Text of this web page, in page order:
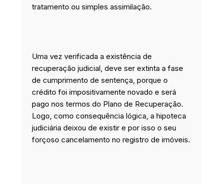
tratamento ou simples assimilação.
Uma vez verificada a existência de
recuperação judicial, deve ser extinta a fase
de cumprimento de sentença, porque o
crédito foi impositivamente novado e será
pago nos termos do Plano de Recuperação.
Logo, como consequência lógica, a hipoteca
judiciária deixou de existir e por isso o seu
forçoso cancelamento no registro de imóveis.